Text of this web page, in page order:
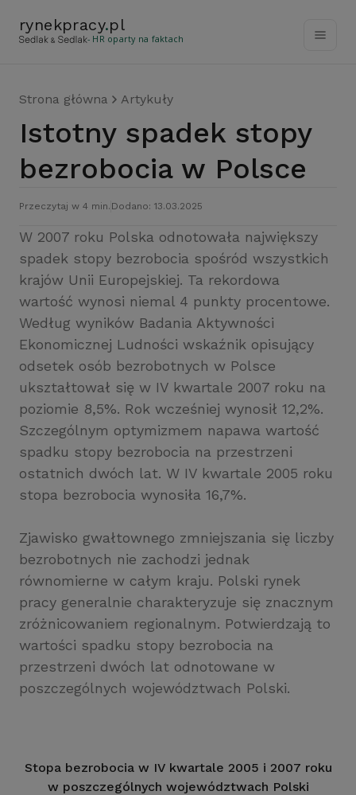
rynekpracy.pl
- HR oparty na faktach
Strona główna Artykuły
Istotny spadek stopy
bezrobocia w Polsce
Przeczytaj w 4 min. Dodano: 13.03.2025
W 2007 roku Polska odnotowała największy
spadek stopy bezrobocia spośród wszystkich
krajów Unii Europejskiej. Ta rekordowa
wartość wynosi niemal 4 punkty procentowe.
Według wyników Badania Aktywności
Ekonomicznej Ludności wskaźnik opisujący
odsetek osób bezrobotnych w Polsce
ukształtował się w IV kwartale 2007 roku na
poziomie 8,5%. Rok wcześniej wynosił 12,2%.
Szczególnym optymizmem napawa wartość
spadku stopy bezrobocia na przestrzeni
ostatnich dwóch lat. W IV kwartale 2005 roku
stopa bezrobocia wynosiła 16,7%.
Zjawisko gwałtownego zmniejszania się liczby
bezrobotnych nie zachodzi jednak
równomierne w całym kraju. Polski rynek
pracy generalnie charakteryzuje się znacznym
zróżnicowaniem regionalnym. Potwierdzają to
wartości spadku stopy bezrobocia na
przestrzeni dwóch lat odnotowane w
poszczególnych województwach Polski.
Stopa bezrobocia w IV kwartale 2005 i 2007 roku
w poszczególnych województwach Polski